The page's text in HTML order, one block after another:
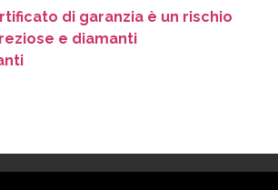
di garanzia è un rischio
e diamanti